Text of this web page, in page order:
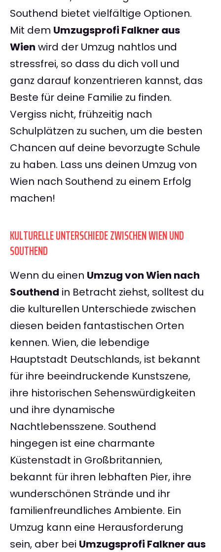
Southend bietet vielfältige Optionen.
Mit dem Umzugsprofi Falkner aus
Wien wird der Umzug nahtlos und
stressfrei, so dass du dich voll und
ganz darauf konzentrieren kannst, das
Beste für deine Familie zu finden.
Vergiss nicht, frühzeitig nach
Schulplätzen zu suchen, um die besten
Chancen auf deine bevorzugte Schule
zu haben. Lass uns deinen Umzug von
Wien nach Southend zu einem Erfolg
machen!
KULTURELLE UNTERSCHIEDE ZWISCHEN WIEN UND
SOUTHEND
Wenn du einen Umzug von Wien nach
Southend in Betracht ziehst, solltest du
die kulturellen Unterschiede zwischen
diesen beiden fantastischen Orten
kennen. Wien, die lebendige
Hauptstadt Deutschlands, ist bekannt
für ihre beeindruckende Kunstszene,
ihre historischen Sehenswürdigkeiten
und ihre dynamische
Nachtlebensszene. Southend
hingegen ist eine charmante
Küstenstadt in Großbritannien,
bekannt für ihren lebhaften Pier, ihre
wunderschönen Strände und ihr
familienfreundliches Ambiente. Ein
Umzug kann eine Herausforderung
sein, aber bei Umzugsprofi Falkner aus